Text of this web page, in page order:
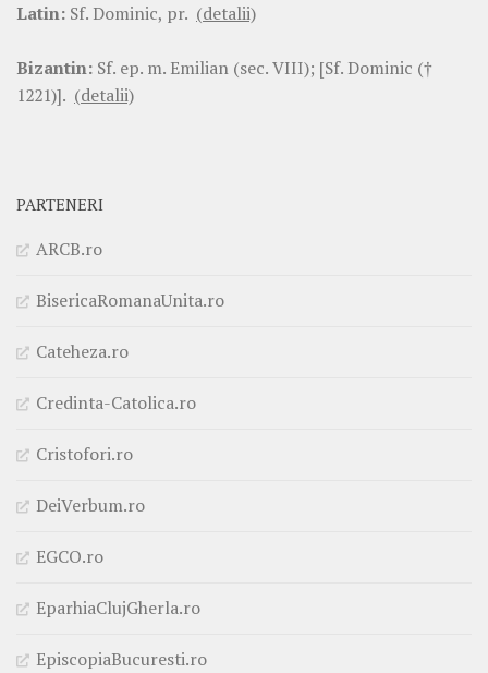
Latin: Sf. Dominic, pr. (detalii)
Bizantin: Sf. ep. m. Emilian (sec. VIII); [Sf. Dominic (†
1221)]. (detalii)
PARTENERI
ARCB.ro
BisericaRomanaUnita.ro
Cateheza.ro
Credinta-Catolica.ro
Cristofori.ro
DeiVerbum.ro
EGCO.ro
EparhiaClujGherla.ro
EpiscopiaBucuresti.ro